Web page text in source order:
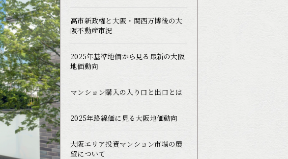
高市新政権と大阪・関西万博後の大
阪不動産市況
2025年基準地価から見る最新の大阪
地価動向
マンション購入の入り口と出口とは
2025年路線価に見る大阪地価動向
大阪エリア投資マンション市場の展
望について